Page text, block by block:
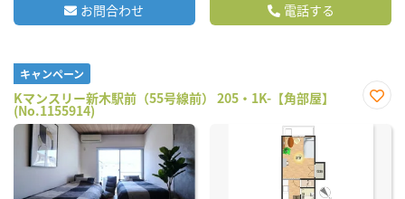
お問合わせ 電話する
キャンペーン
Kマンスリー新木駅前（55号線前） 205・1K-【角部屋】
(No.1155914)
に入